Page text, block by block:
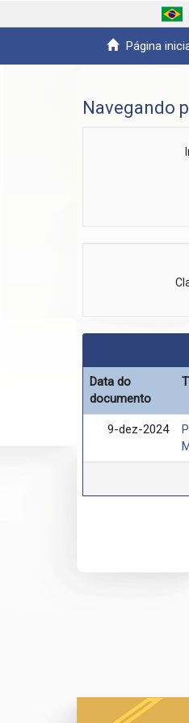
Página
Navegando
Data do
documento
9-dez-2024